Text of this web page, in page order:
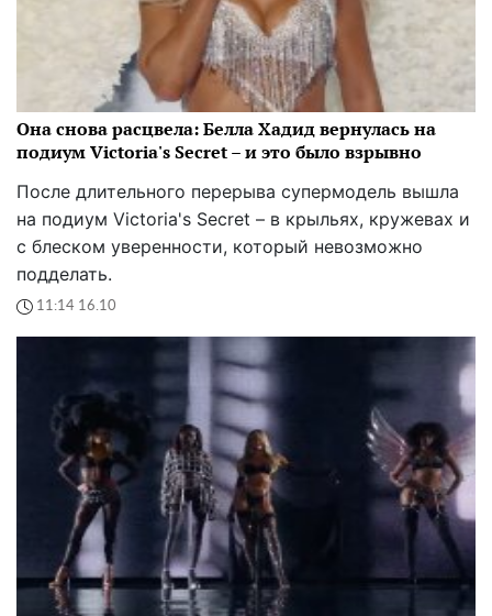
Она снова расцвела: Белла Хадид вернулась на
подиум Victoria's Secret – и это было взрывно
После длительного перерыва супермодель вышла
на подиум Victoria's Secret – в крыльях, кружевах и
с блеском уверенности, который невозможно
подделать.
11:14 16.10